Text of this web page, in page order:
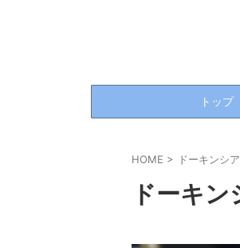
トップ
HOME > ドーキンシ
ドーキ